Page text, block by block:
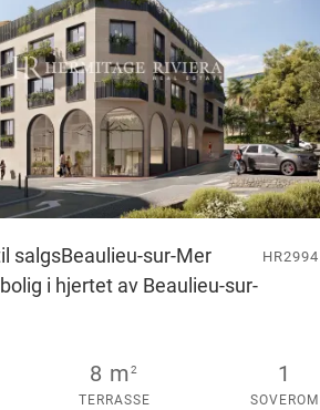
salgsBeaulieu-sur-Mer
i hjertet av Beaulieu-sur-
HR2994
8 m2
TERRASSE
1
SOVEROM